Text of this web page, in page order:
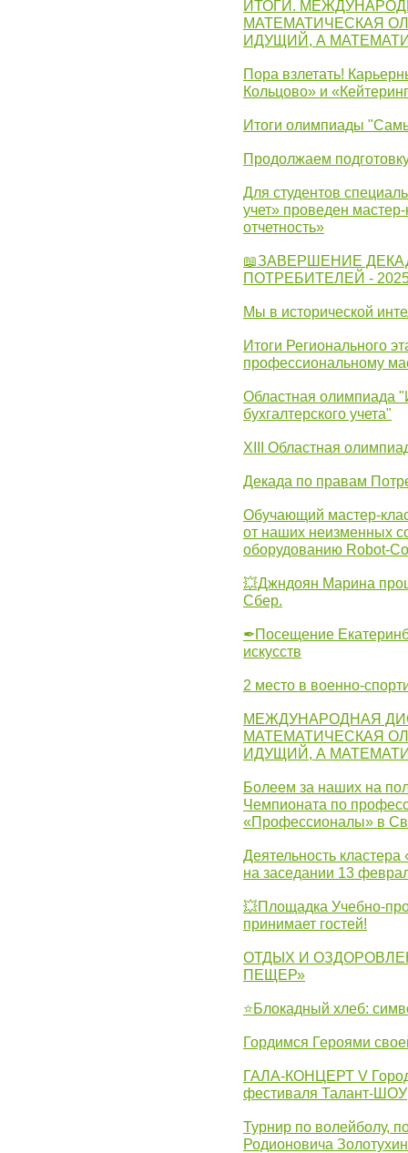
ИТОГИ.
МАТЕМАТИЧЕСКАЯ
ИДУЩИЙ, А
Пора взлетать!
Кольцово» и
Итоги олимпиады
Продолжаем
Для студентов
учет» проведен
отчетность»
📖ЗАВЕРШЕНИЕ
ПОТРЕБИТЕЛЕЙ -
Мы в исторической
Итоги Регионального
профессиональному
Областная олимпиада
бухгалтерского учета"
XIII Областная
Декада по правам
Обучающий мастер-
от наших неизменных
оборудованию Robot-
💥Джндоян Марина
Сбер.
✒Посещение
искусств
2 место в военно-
МЕЖДУНАРОДНАЯ
МАТЕМАТИЧЕСКАЯ
ИДУЩИЙ, А
Болеем за наших на
Чемпионата по
«Профессионалы» в
Деятельность
на заседании 13
💥Площадка Учебно-
принимает гостей!
ОТДЫХ И
ПЕЩЕР»
⭐Блокадный хлеб:
Гордимся Героями
ГАЛА-КОНЦЕРТ V
фестиваля Талант-ШОУ
Турнир по волейболу,
Родионовича